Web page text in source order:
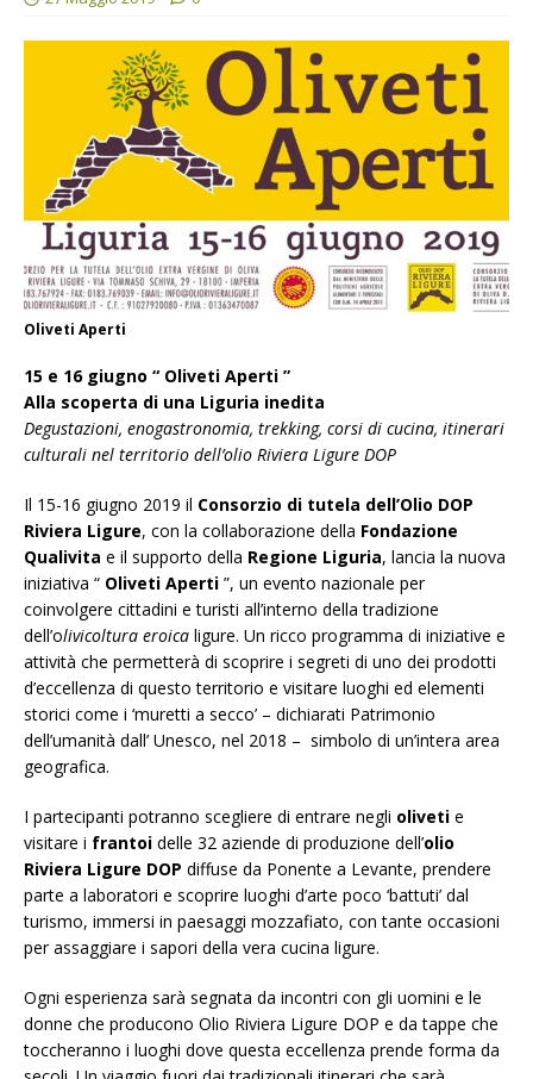
Oliveti Aperti
15 e 16 giugno “ Oliveti Aperti ”
Alla scoperta di una Liguria inedita
Degustazioni, enogastronomia, trekking, corsi di cucina, itinerari
culturali nel territorio dell’olio Riviera Ligure DOP
Il 15-16 giugno 2019 il Consorzio di tutela dell’Olio DOP
Riviera Ligure, con la collaborazione della Fondazione
Qualivita e il supporto della Regione Liguria, lancia la nuova
iniziativa “ Oliveti Aperti ”, un evento nazionale per
coinvolgere cittadini e turisti all’interno della tradizione
dell’olivicoltura eroica ligure. Un ricco programma di iniziative e
attività che permetterà di scoprire i segreti di uno dei prodotti
d’eccellenza di questo territorio e visitare luoghi ed elementi
storici come i ‘muretti a secco’ – dichiarati Patrimonio
dell’umanità dall’ Unesco, nel 2018 – simbolo di un’intera area
geografica.
I partecipanti potranno scegliere di entrare negli oliveti e
visitare i frantoi delle 32 aziende di produzione dell’olio
Riviera Ligure DOP diffuse da Ponente a Levante, prendere
parte a laboratori e scoprire luoghi d’arte poco ‘battuti’ dal
turismo, immersi in paesaggi mozzafiato, con tante occasioni
per assaggiare i sapori della vera cucina ligure.
Ogni esperienza sarà segnata da incontri con gli uomini e le
donne che producono Olio Riviera Ligure DOP e da tappe che
toccheranno i luoghi dove questa eccellenza prende forma da